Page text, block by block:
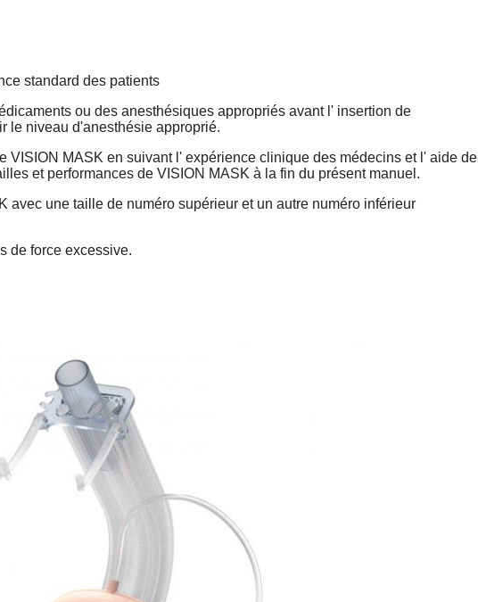
standard des patients
ou des anesthésiques appropriés avant l' insertion de
le niveau d'anesthésie approprié.
VISION MASK en suivant l' expérience clinique des médecins et l' aide de
et performances de VISION MASK à la fin du présent manuel.
avec une taille de numéro supérieur et un autre numéro inférieur
de force excessive.